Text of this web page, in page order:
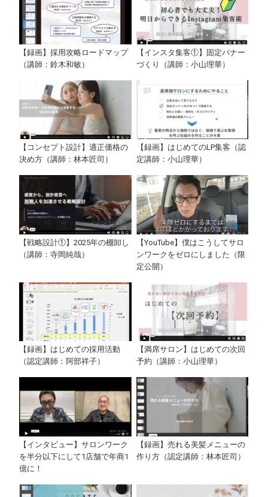
【録画】採用攻略ロードマップ
（講師：鈴木和敏）
【インスタ集客①】固定バナー
づくり（講師：小山理華）
【コンセプト設計】適正価格の
決め方（講師：林本匠司）
【録画】はじめてのLP集客（認
定講師：小山理華）
【戦略設計①】2025年の棚卸し
（講師：寺岡純哉）
【YouTube】僕はこうしてサロ
ンワークをゼロにしました（限
定公開）
【録画】はじめての採用活動
（認定講師：阿部祥子）
【満席サロン】はじめての次回
予約（講師：小山理華）
【インタビュー】サロンワーク
を半分以下にして1店舗で年商1
億に！
【録画】売れる美髪メニューの
作り方（認定講師：林本匠司）